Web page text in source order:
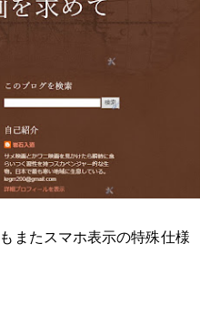
またスマホ表示の特殊仕様